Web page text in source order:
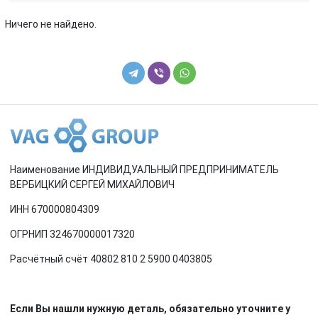
Toyota
Volvo
Ничего не найдено.
Наименование ИНДИВИДУАЛЬНЫЙ ПРЕДПРИНИМАТЕЛЬ
ВЕРБИЦКИЙ СЕРГЕЙ МИХАЙЛОВИЧ
ИНН 670000804309
ОГРНИП 324670000017320
Расчётный счёт 40802 810 2 5900 0403805
Если Вы нашли нужную деталь, обязательно уточните у